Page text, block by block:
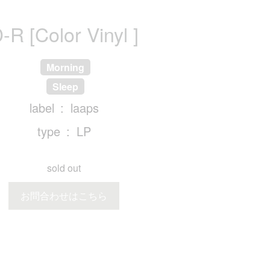
R [Color Vinyl ]
Morning
Sleep
label
laaps
type
LP
sold out
お問合わせはこちら